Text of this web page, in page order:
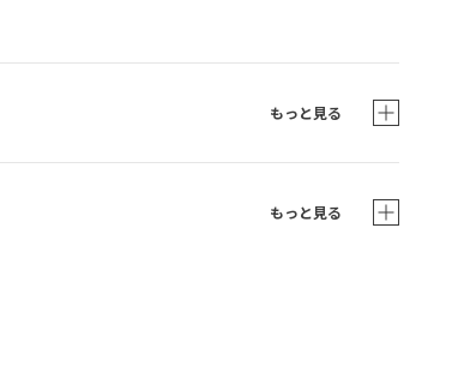
もっと見る
もっと見る